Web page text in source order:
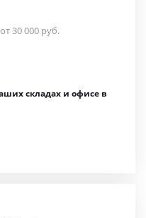
30 000 руб.
складах и офисе в